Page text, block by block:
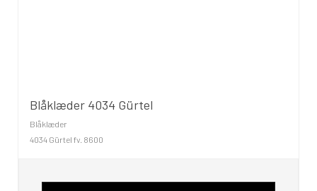
Blåklæder 4034 Gürtel
Blåklæder
4034 Gürtel fv. 8600